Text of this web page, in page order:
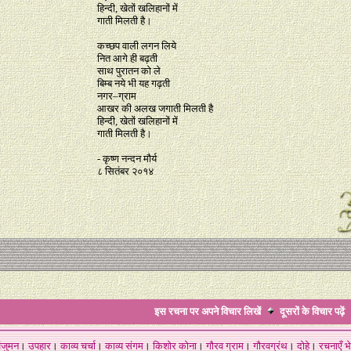
हिन्दी, खेतों खलिहानों में
गाती मिलती है।
कच्छप वाली लगन लिये
नित आगे ही बढ़ती
साथ पुरातन को ले
बिम्ब नये भी यह गढ़ती
नगर–ग्राम
आखर की अलख जगाती मिलती है
हिन्दी, खेतों खलिहानों में
गाती मिलती है।
- कृष्ण नन्दन मौर्य
८ सितंबर २०१४
इस रचना पर अपने विचार लिखें दूसरों के विचारपढ़ें
।उपहार।काव्य चर्चा।काव्य संगम।किशोर कोना।गौरव ग्राम।गौरवग्रंथ।दोहे।रचनाएँ